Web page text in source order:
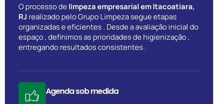
O processo de limpeza empresarial em Itacoatiara,
RJ realizado pelo Grupo Limpeza segue etapas
organizadas e eficientes . Desde a avaliação inicial do
espaço , definimos as prioridades de higienização ,
entregando resultados consistentes .
Agenda sob medida